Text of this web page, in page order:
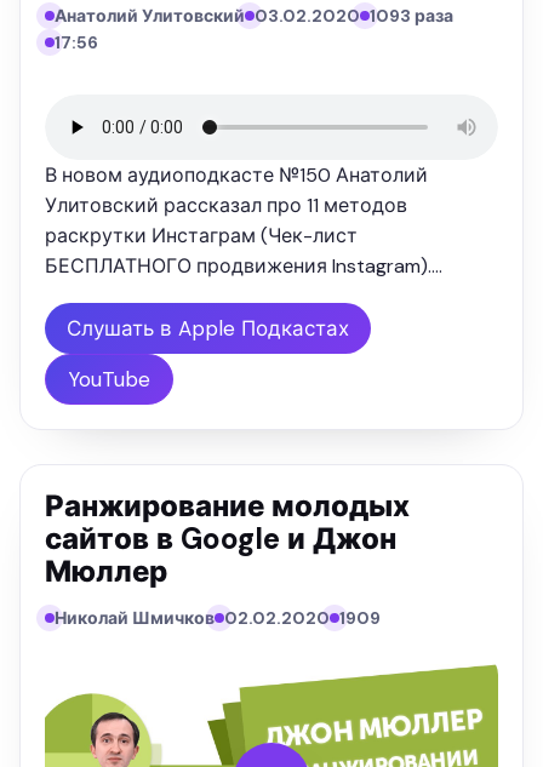
Анатолий Улитовский 03.02.2020 1093 раза
17:56
В новом аудиоподкасте №150 Анатолий
Улитовский рассказал про 11 методов
раскрутки Инстаграм (Чек-лист
БЕСПЛАТНОГО продвижения Instagram).
Текстовая версия выступления: "Instagram
изначально была создана как социалка для
фотографий, сегодня этот ресурс
эволюционировал и это уже …
Слушать в Apple Подкастах
YouTube
Ранжирование молодых
сайтов в Google и Джон
Мюллер
Николай Шмичков 02.02.2020 1909